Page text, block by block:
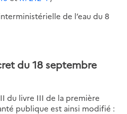
de l’eau du 8
du 18 septembre
du livre III de la première
publique est ainsi modifié :